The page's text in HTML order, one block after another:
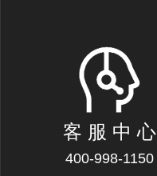
客 服 中 心
400-998-1150